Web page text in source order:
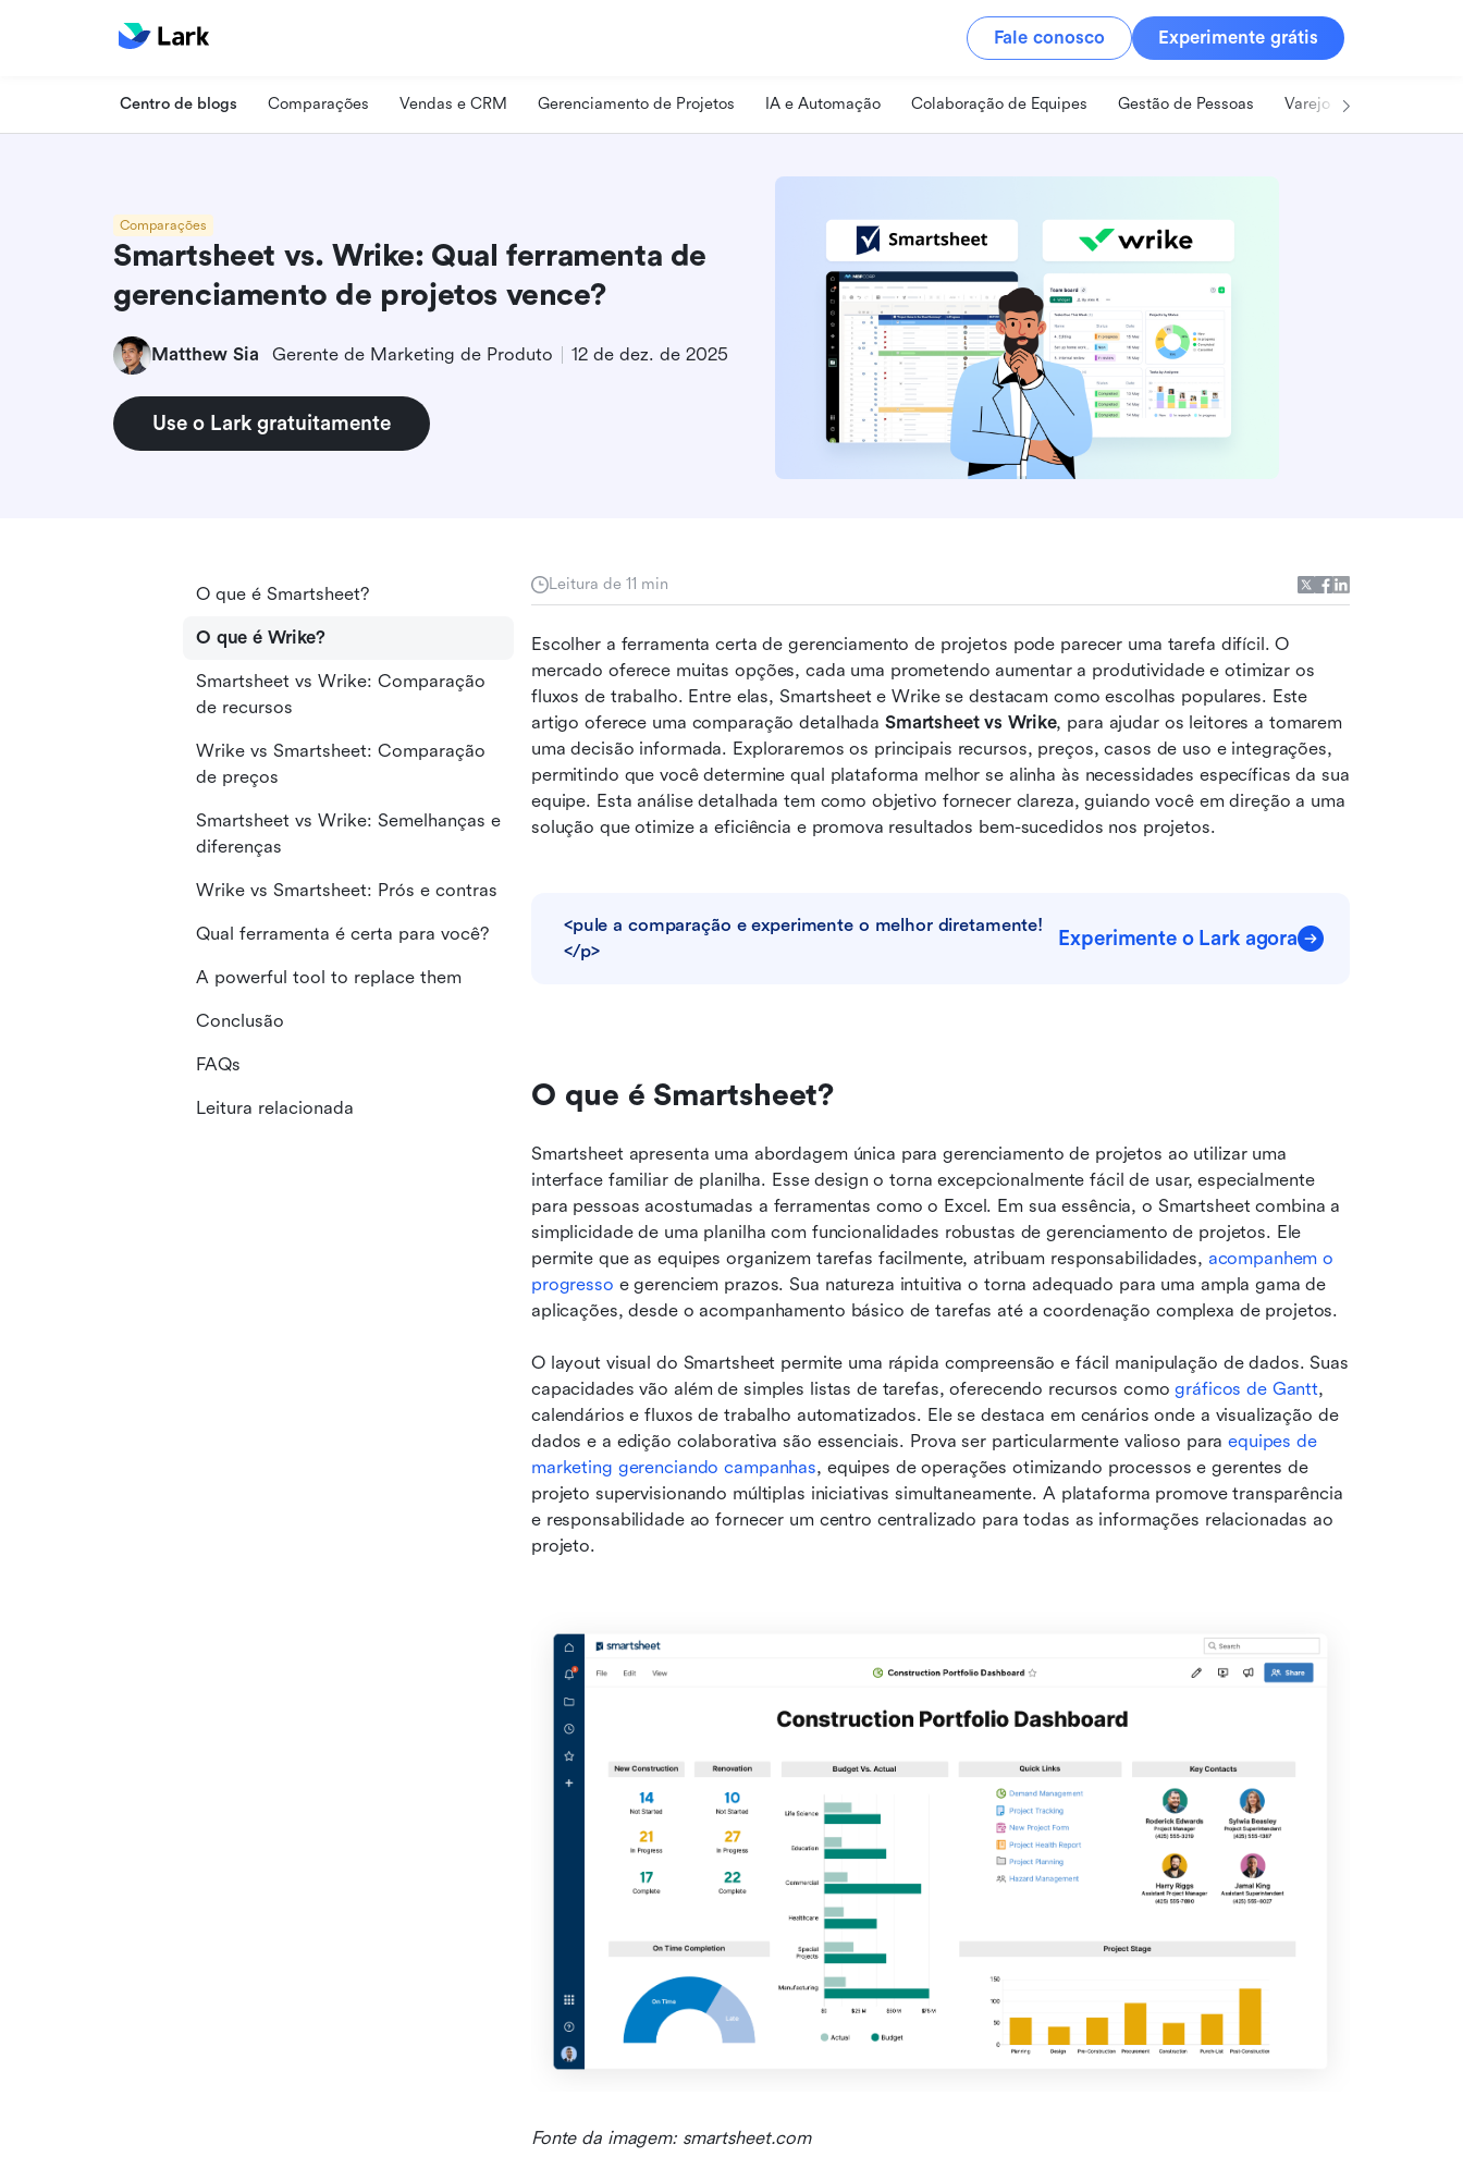
Fale conosco Experimente grátis
Centro de blogs Comparações Vendas e CRM Gerenciamento de Projetos IA e Automação Colaboração de Equipes Gestão de Pessoas Varejo
Comparações
Smartsheet vs. Wrike: Qual ferramenta de
gerenciamento de projetos vence?
Matthew Sia Gerente de Marketing de Produto 12 de dez. de 2025
Use o Lark gratuitamente
Leitura de 11 min
Escolher a ferramenta certa de gerenciamento de projetos pode parecer uma tarefa difícil. O
mercado oferece muitas opções, cada uma prometendo aumentar a produtividade e otimizar os
fluxos de trabalho. Entre elas, Smartsheet e Wrike se destacam como escolhas populares. Este
artigo oferece uma comparação detalhada Smartsheet vs Wrike, para ajudar os leitores a tomarem
uma decisão informada. Exploraremos os principais recursos, preços, casos de uso e integrações,
permitindo que você determine qual plataforma melhor se alinha às necessidades específicas da sua
equipe. Esta análise detalhada tem como objetivo fornecer clareza, guiando você em direção a uma
solução que otimize a eficiência e promova resultados bem-sucedidos nos projetos.
<pule a comparação e experimente o melhor diretamente!
</p>
Experimente o Lark agora
O que é Smartsheet?
Smartsheet apresenta uma abordagem única para gerenciamento de projetos ao utilizar uma
interface familiar de planilha. Esse design o torna excepcionalmente fácil de usar, especialmente
para pessoas acostumadas a ferramentas como o Excel. Em sua essência, o Smartsheet combina a
simplicidade de uma planilha com funcionalidades robustas de gerenciamento de projetos. Ele
permite que as equipes organizem tarefas facilmente, atribuam responsabilidades, acompanhem o
progresso e gerenciem prazos. Sua natureza intuitiva o torna adequado para uma ampla gama de
aplicações, desde o acompanhamento básico de tarefas até a coordenação complexa de projetos.
O layout visual do Smartsheet permite uma rápida compreensão e fácil manipulação de dados. Suas
capacidades vão além de simples listas de tarefas, oferecendo recursos como gráficos de Gantt,
calendários e fluxos de trabalho automatizados. Ele se destaca em cenários onde a visualização de
dados e a edição colaborativa são essenciais. Prova ser particularmente valioso para equipes de
marketing gerenciando campanhas, equipes de operações otimizando processos e gerentes de
projeto supervisionando múltiplas iniciativas simultaneamente. A plataforma promove transparência
e responsabilidade ao fornecer um centro centralizado para todas as informações relacionadas ao
projeto.
Fonte da imagem: smartsheet.com
O que é Smartsheet?
O que é Wrike?
Smartsheet vs Wrike: Comparação
de recursos
Wrike vs Smartsheet: Comparação
de preços
Smartsheet vs Wrike: Semelhanças e
diferenças
Wrike vs Smartsheet: Prós e contras
Qual ferramenta é certa para você?
A powerful tool to replace them
Conclusão
FAQs
Leitura relacionada